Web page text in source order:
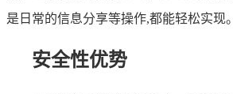
是日常的信息分享等操作,都能轻松实现。
安全性优势